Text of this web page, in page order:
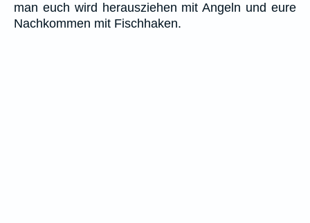
man euch wird herausziehen mit Angeln und eure
Nachkommen mit Fischhaken.